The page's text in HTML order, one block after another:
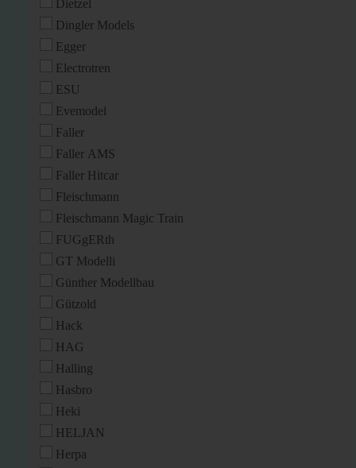
Dietzel
Dingler Models
Egger
Electrotren
ESU
Evemodel
Faller
Faller AMS
Faller Hitcar
Fleischmann
Fleischmann Magic Train
FUGgERth
GT Modelli
Günther Modellbau
Gützold
Hack
HAG
Halling
Hasbro
Heki
HELJAN
Herpa